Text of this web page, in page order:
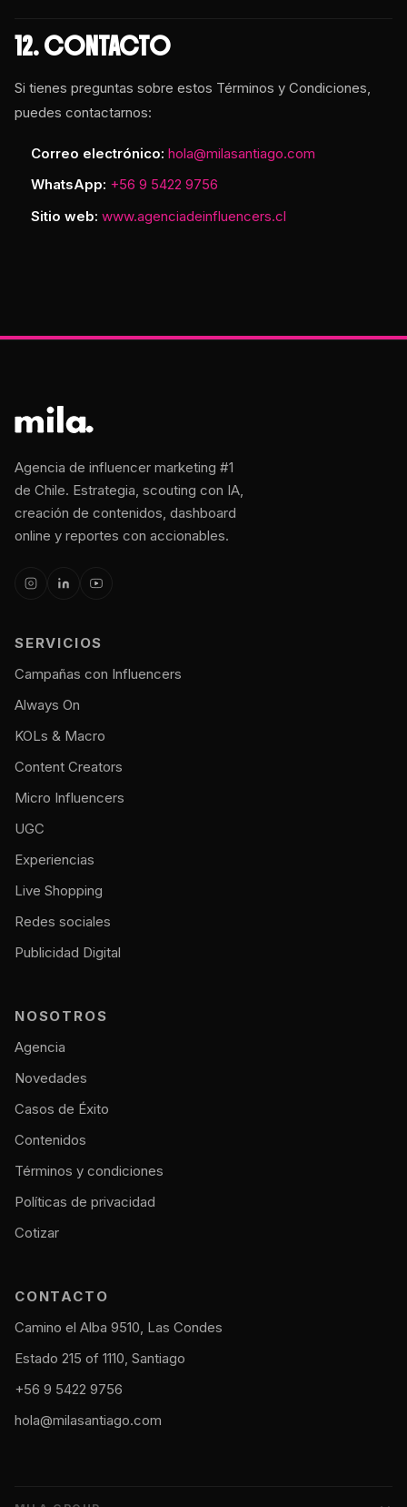
12. CONTACTO
Si tienes preguntas sobre estos Términos y Condiciones,
puedes contactarnos:
Correo electrónico: hola@milasantiago.com
WhatsApp: +56 9 5422 9756
Sitio web: www.agenciadeinfluencers.cl
Agencia de influencer marketing #1
de Chile. Estrategia, scouting con IA,
creación de contenidos, dashboard
online y reportes con accionables.
SERVICIOS
Campañas con Influencers
Always On
KOLs & Macro
Content Creators
Micro Influencers
UGC
Experiencias
Live Shopping
Redes sociales
Publicidad Digital
NOSOTROS
Agencia
Novedades
Casos de Éxito
Contenidos
Términos y condiciones
Políticas de privacidad
Cotizar
CONTACTO
Camino el Alba 9510, Las Condes
Estado 215 of 1110, Santiago
+56 9 5422 9756
hola@milasantiago.com